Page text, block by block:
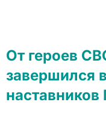
От героев
завершился